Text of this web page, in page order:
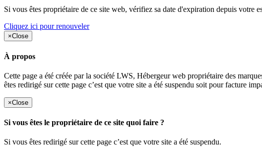
Si vous êtes propriétaire de ce site web, vérifiez sa date d'expiration depuis votre
Cliquez ici pour renouveler
×Close
À propos
Cette page a été créée par la société LWS, Hébergeur web propriétaire des
êtes redirigé sur cette page c’est que votre site a été suspendu soit pour facture
×Close
Si vous êtes le propriétaire de ce site quoi faire ?
Si vous êtes redirigé sur cette page c’est que votre site a été suspendu.